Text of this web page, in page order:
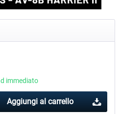
Aerosoft Aircraft A340-
immediato
Aggiungi al carrello